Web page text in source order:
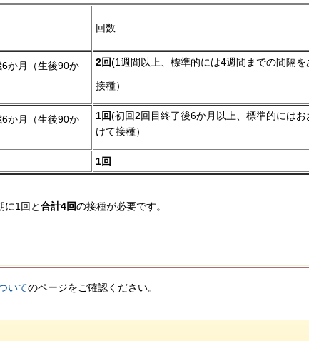
回数
か月（生後90か
2回(1週間以上、標準的には4週間までの間隔を
接種）
か月（生後90か
1回(初回2回目終了後6か月以上、標準的にはお
けて接種）
1回
に1回と合計4回の接種が必要です。
いてのページをご確認ください。